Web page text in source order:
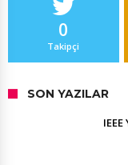
0
Takipçi
SON YAZILAR